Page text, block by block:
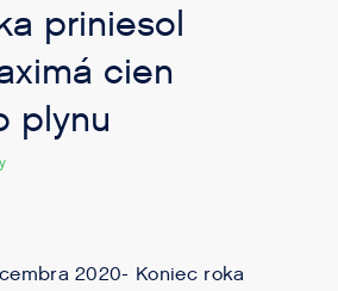
priniesol
cien
plynu
2020- Koniec roka